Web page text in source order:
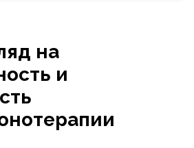
на
и